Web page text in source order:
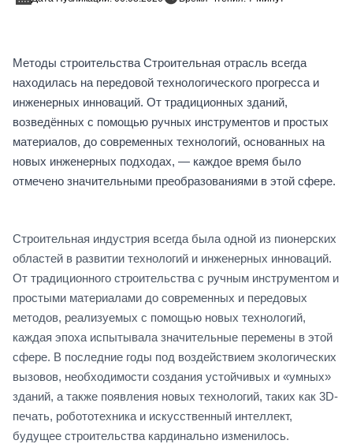
Методы строительства Строительная отрасль всегда
находилась на передовой технологического прогресса и
инженерных инноваций. От традиционных зданий,
возведённых с помощью ручных инструментов и простых
материалов, до современных технологий, основанных на
новых инженерных подходах, — каждое время было
отмечено значительными преобразованиями в этой сфере.
Строительная индустрия всегда была одной из пионерских
областей в развитии технологий и инженерных инноваций.
От традиционного строительства с ручным инструментом и
простыми материалами до современных и передовых
методов, реализуемых с помощью новых технологий,
каждая эпоха испытывала значительные перемены в этой
сфере. В последние годы под воздействием экологических
вызовов, необходимости создания устойчивых и «умных»
зданий, а также появления новых технологий, таких как 3D-
печать, робототехника и искусственный интеллект,
будущее строительства кардинально изменилось.